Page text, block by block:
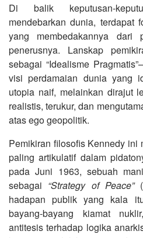
Di balik keputusan-
mendebarkan dunia, terdapat
yang membedakannya dari
penerusnya. Lanskap
sebagai “Idealisme
visi perdamaian dunia yang
utopia naif, melainkan dirajut
realistis, terukur, dan
atas ego geopolitik.
Pemikiran filosofis Kennedy ini
paling artikulatif dalam
pada Juni 1963, sebuah
sebagai “Strategy of Peace”
hadapan publik yang kala
bayang-bayang kiamat
antitesis terhadap logika